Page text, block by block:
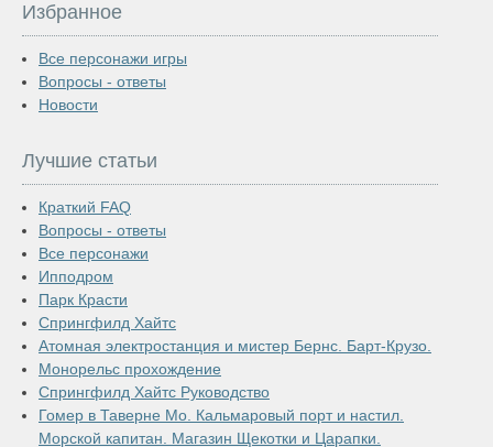
Избранное
Все персонажи игры
Вопросы - ответы
Новости
Лучшие статьи
Краткий FAQ
Вопросы - ответы
Все персонажи
Ипподром
Парк Красти
Спрингфилд Хайтс
Атомная электростанция и мистер Бернс. Барт-Крузо.
Монорельс прохождение
Спрингфилд Хайтс Руководство
Гомер в Таверне Мо. Кальмаровый порт и настил.
Морской капитан. Магазин Щекотки и Царапки.